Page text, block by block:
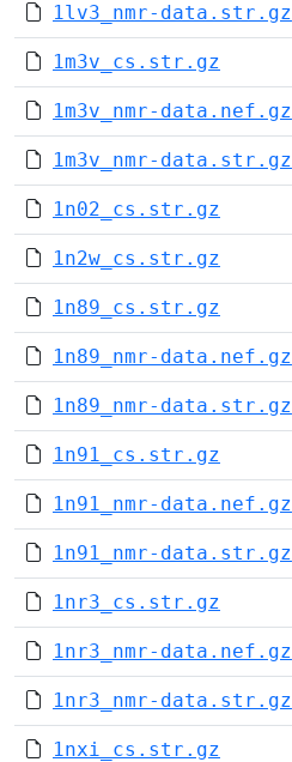
1lv3_nmr-data.str.gz
1m3v_cs.str.gz
1m3v_nmr-data.nef.gz
1m3v_nmr-data.str.gz
1n02_cs.str.gz
1n2w_cs.str.gz
1n89_cs.str.gz
1n89_nmr-data.nef.gz
1n89_nmr-data.str.gz
1n91_cs.str.gz
1n91_nmr-data.nef.gz
1n91_nmr-data.str.gz
1nr3_cs.str.gz
1nr3_nmr-data.nef.gz
1nr3_nmr-data.str.gz
1nxi_cs.str.gz